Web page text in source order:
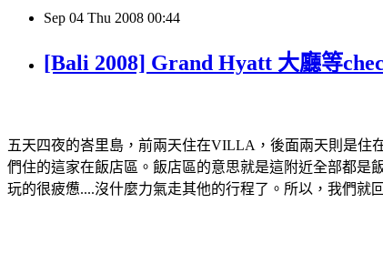
Sep 04 Thu 2008 00:44
[Bali 2008] Grand Hyatt 大廳等
五天四夜的峇里島，前兩天住在VILLA，後面兩天則是住
們住的這家在飯店區。飯店區的意思就是這附近全部都是
玩的很疲憊....沒什麼力氣走其他的行程了。所以，我們就